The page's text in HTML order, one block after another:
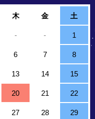
木 金 土
- - 1
6 7 8
13 14 15
20 21 22
27 28 29